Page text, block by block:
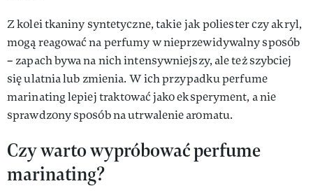
Z kolei tkaniny syntetyczne, takie jak poliester czy akryl,
mogą reagować na perfumy w nieprzewidywalny sposób
– zapach bywa na nich intensywniejszy, ale też szybciej
się ulatnia lub zmienia. W ich przypadku perfume
marinating lepiej traktować jako eksperyment, a nie
sprawdzony sposób na utrwalenie aromatu.
Czy warto wypróbować perfume
marinating?